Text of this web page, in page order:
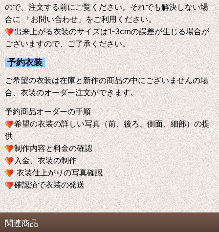
ので、注文する前にご覧ください。それでも解決しない場
合に 「お問い合わせ」をご利用ください。
出来上がる衣装のサイズは1-3cmの誤差が生じる場合が
ございますので、ご了承ください。
予約衣装
ご希望の衣装は在庫と新作の商品の中にございませんの場
合、衣装のオーダー注文ができます。
予約商品オーダーの手順
希望の衣装の詳しい写真（前、後ろ、側面、細部）の提
供
制作内容と料金の確認
入金、衣装の制作
衣装仕上がりの写真確認
確認済で衣装の発送
関連商品